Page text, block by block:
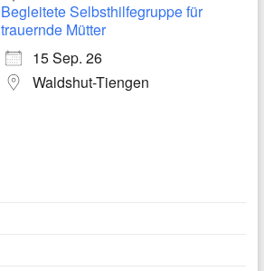
Begleitete Selbsthilfegruppe für
trauernde Mütter
15 Sep. 26
Waldshut-Tiengen